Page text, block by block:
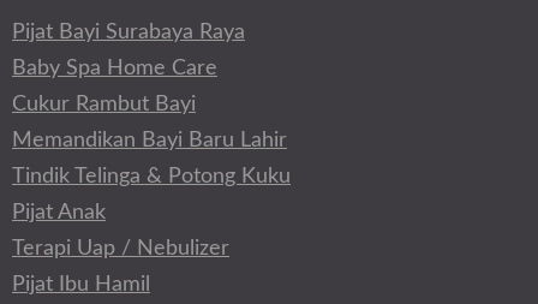
Pijat Bayi Surabaya Raya
Baby Spa Home Care
Cukur Rambut Bayi
Memandikan Bayi Baru Lahir
Tindik Telinga & Potong Kuku
Pijat Anak
Terapi Uap / Nebulizer
Pijat Ibu Hamil